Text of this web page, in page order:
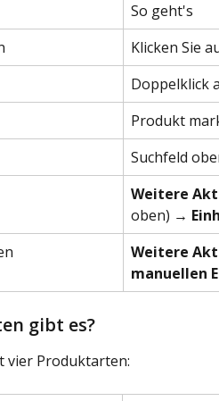
So geht's
Klicken Sie
Doppelklick
Produkt
Suchfeld
Weitere
oben) →
Weitere
manuellen
gibt es?
vier Produktarten: